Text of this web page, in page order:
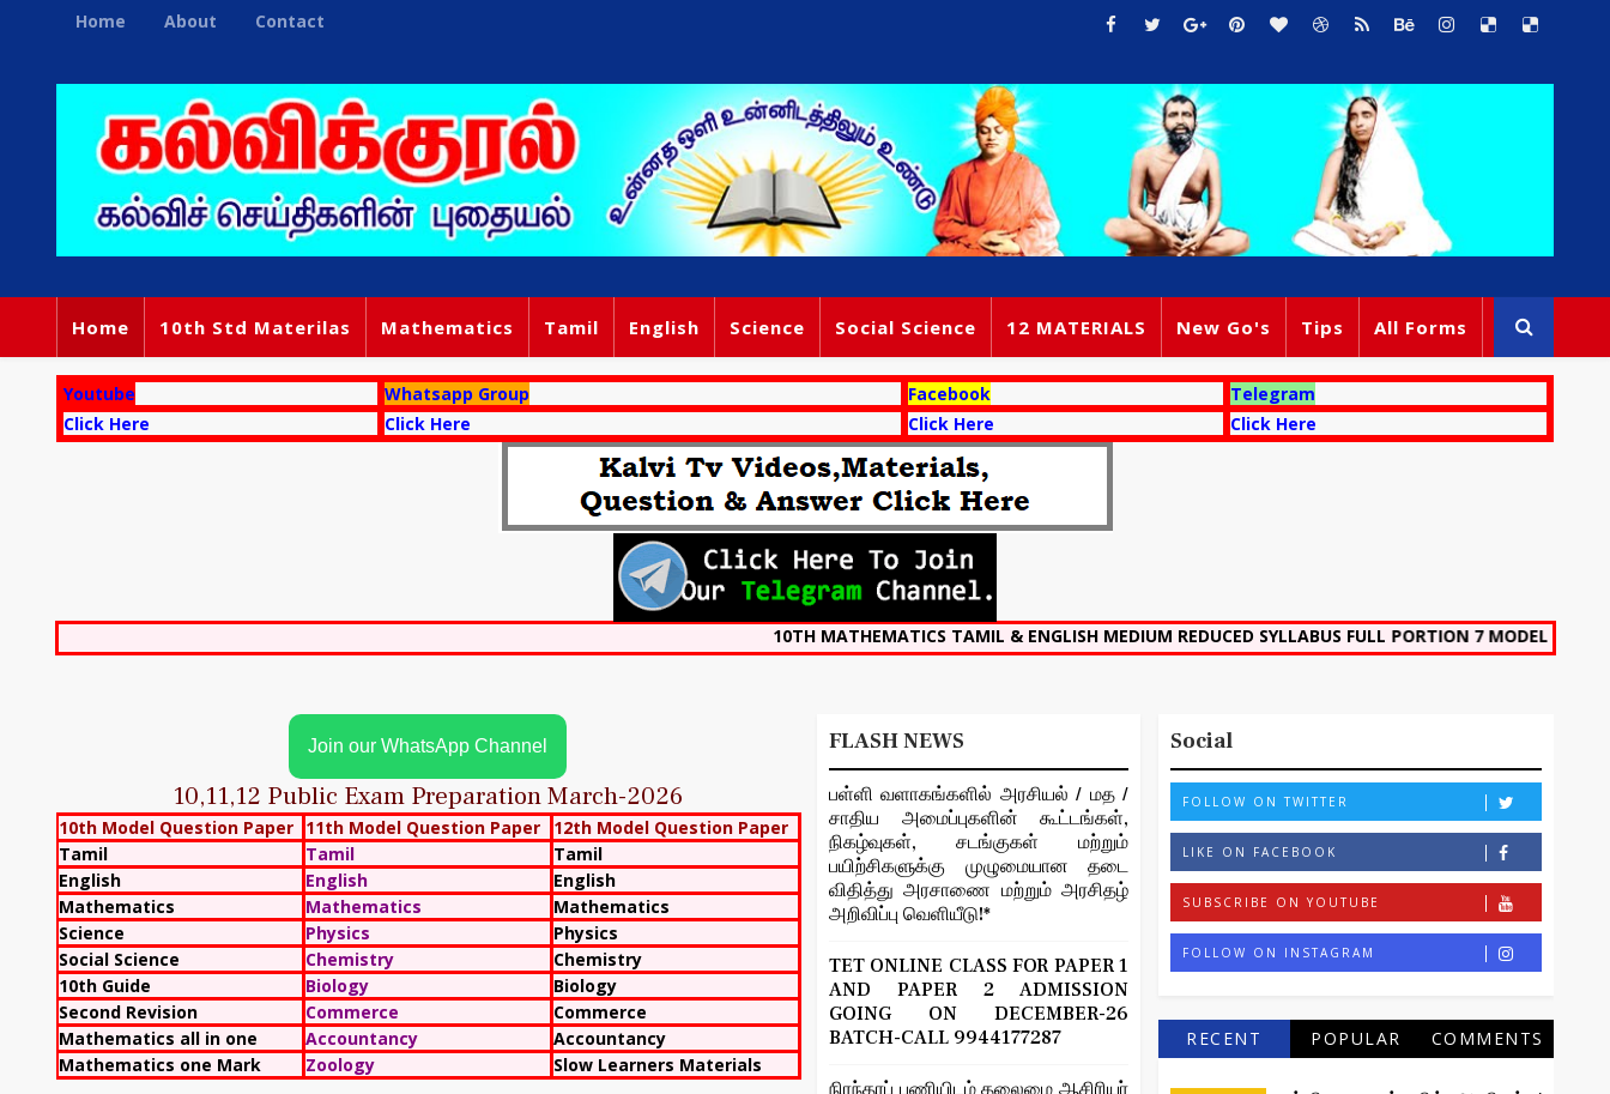
Home About Contact
Home 10th Std Materilas Mathematics Tamil English Science Social Science 12 MATERIALS New Go's Tips All Forms
Youtube Whatsapp Group Facebook
Telegram
Click Here
Click Here Click Here Click Here
10TH MATHEMATICS TAMIL & ENGLISH MEDIUM REDUCED SYLLABUS FULL PORTION 7 MODEL QUESTION
Join our WhatsApp Channel
10,11,12 Public Exam Preparation March-2026
10th Model Question Paper 11th Model Question Paper
12th Model Question Paper
Tamil
Tamil
Tamil
English
English
English
Mathematics
Mathematics
Mathematics
Science
Physics
Physics
Social Science
Chemistry
Chemistry
10th Guide
Biology
Biology
Second Revision
Commerce
Commerce
Mathematics all in one
Accountancy
Accountancy
Mathematics one Mark
Zoology Slow Learners Materials
FLASH NEWS
பள்ளி வளாகங்களில் அரசியல் / மத /
சாதிய அமைப்புகளின் கூட்டங்கள்,
நிகழ்வுகள், சடங்குகள் மற்றும்
பயிற்சிகளுக்கு முழுமையான தடை
விதித்து அரசாணை மற்றும் அரசிதழ்
அறிவிப்பு வெளியீடு!*
TET ONLINE CLASS FOR PAPER 1
AND PAPER 2 ADMISSION
GOING ON DECEMBER-26
BATCH-CALL 9944177287
Social
FOLLOW ON TWITTER
LIKE ON FACEBOOK
SUBSCRIBE ON YOUTUBE
FOLLOW ON INSTAGRAM
RECENT POPULAR COMMENTS